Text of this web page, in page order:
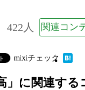
422人 関連コン
mixiチェック
」に関連す